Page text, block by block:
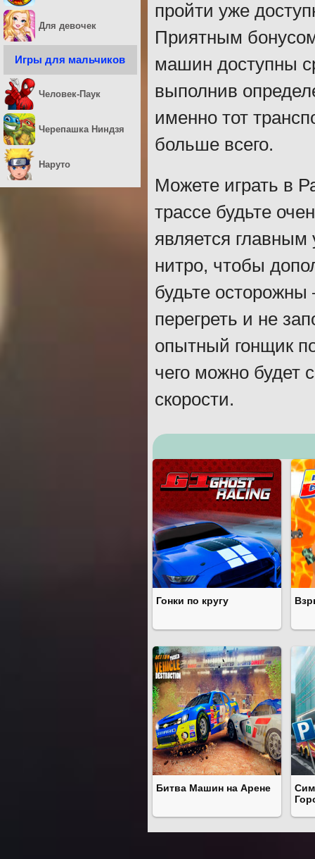
пройти уже
Приятным
машин доступны
выполнив
именно тот
больше всего.
Можете играть в
трассе будьте
является
нитро, чтобы
будьте
перегреть и не
опытный гонщик
чего можно будет
скорости.
Гонки по кругу
Битва Машин на Арене
Для девочек
Игры для мальчиков
Человек-Паук
Черепашка Ниндзя
Наруто